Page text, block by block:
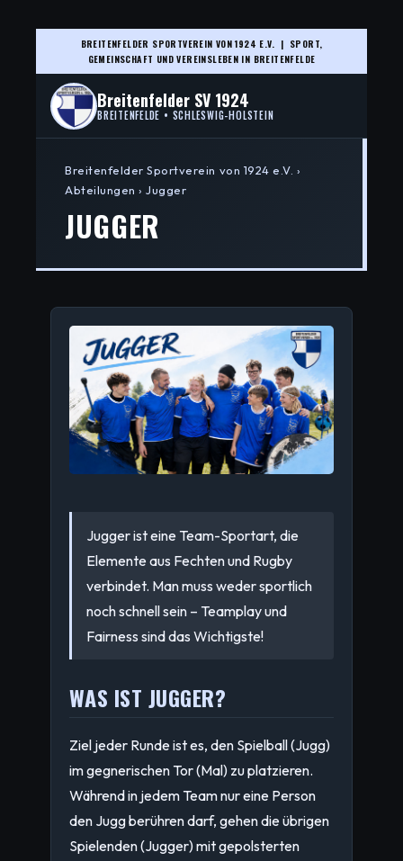
BREITENFELDER SPORTVEREIN VON 1924 E.V. | SPORT,
GEMEINSCHAFT UND VEREINSLEBEN IN BREITENFELDE
Breitenfelder SV 1924
BREITENFELDE • SCHLESWIG-HOLSTEIN
Breitenfelder Sportverein von 1924 e.V. ›
Abteilungen › Jugger
JUGGER
Jugger ist eine Team-Sportart, die
Elemente aus Fechten und Rugby
verbindet. Man muss weder sportlich
noch schnell sein – Teamplay und
Fairness sind das Wichtigste!
WAS IST JUGGER?
Ziel jeder Runde ist es, den Spielball (Jugg)
im gegnerischen Tor (Mal) zu platzieren.
Während in jedem Team nur eine Person
den Jugg berühren darf, gehen die übrigen
Spielenden (Jugger) mit gepolsterten